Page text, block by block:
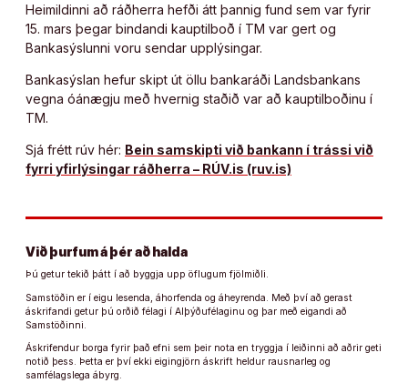
Heimildinni að ráðherra hefði átt þannig fund sem var fyrir
15. mars þegar bindandi kauptilboð í TM var gert og
Bankasýslunni voru sendar upplýsingar.
Bankasýslan hefur skipt út öllu bankaráði Landsbankans
vegna óánægju með hvernig staðið var að kauptilboðinu í
TM.
Sjá frétt rúv hér: Bein samskipti við bankann í trássi við
fyrri yfirlýsingar ráðherra – RÚV.is (ruv.is)
Við þurfum á þér að halda
Þú getur tekið þátt í að byggja upp öflugum fjölmiðli.
Samstöðin er í eigu lesenda, áhorfenda og áheyrenda. Með því að gerast
áskrifandi getur þú orðið félagi í Alþýðufélaginu og þar með eigandi að
Samstöðinni.
Áskrifendur borga fyrir það efni sem þeir nota en tryggja í leiðinni að aðrir geti
notið þess. Þetta er því ekki eigingjörn áskrift heldur rausnarleg og
samfélagslega ábyrg.